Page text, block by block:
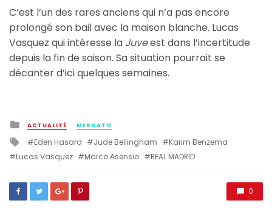
C’est l’un des rares anciens qui n’a pas encore
prolongé son bail avec la maison blanche. Lucas
Vasquez qui intéresse la Juveest dans l’incertitude
depuis la fin de saison. Sa situation pourrait se
décanter d’ici quelques semaines.
Posted
in
ACTUALITÉ MERCATO
Tagged
with
Eden Hasard Jude Bellingham
Karim Benzema
Lucas Vasquez
Marco Asensio REAL MADRID
0